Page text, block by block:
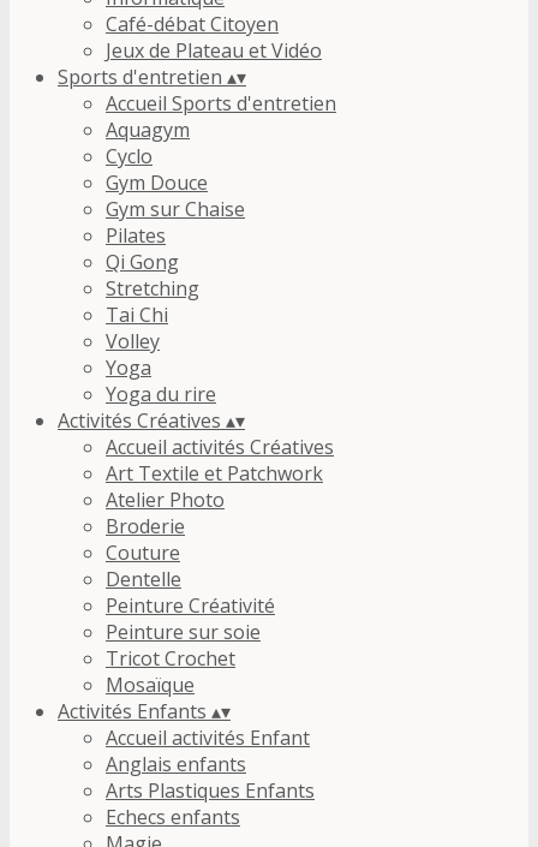
Café-débat Citoyen
Jeux de Plateau et Vidéo
Sports d'entretien ▴▾
Accueil Sports d'entretien
Aquagym
Cyclo
Gym Douce
Gym sur Chaise
Pilates
Qi Gong
Stretching
Tai Chi
Volley
Yoga
Yoga du rire
Activités Créatives ▴▾
Accueil activités Créatives
Art Textile et Patchwork
Atelier Photo
Broderie
Couture
Dentelle
Peinture Créativité
Peinture sur soie
Tricot Crochet
Mosaïque
Activités Enfants ▴▾
Accueil activités Enfant
Anglais enfants
Arts Plastiques Enfants
Echecs enfants